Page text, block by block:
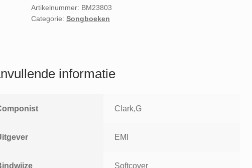
stormy
waters
Artikelnummer: BM23803
Categorie:Songboeken
informatie
Clark,G
EMI
Softcover